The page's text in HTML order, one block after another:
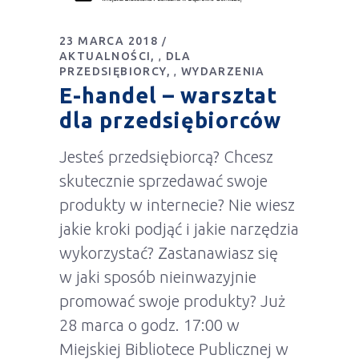
23 MARCA 2018
AKTUALNOŚCI
,
DLA
PRZEDSIĘBIORCY
, WYDARZENIA
E-handel – warsztat
dla przedsiębiorców
Jesteś przedsiębiorcą? Chcesz
skutecznie sprzedawać swoje
produkty w internecie? Nie wiesz
jakie kroki podjąć i jakie narzędzia
wykorzystać? Zastanawiasz się
w jaki sposób nieinwazyjnie
promować swoje produkty? Już
28 marca o godz. 17:00 w
Miejskiej Bibliotece Publicznej w